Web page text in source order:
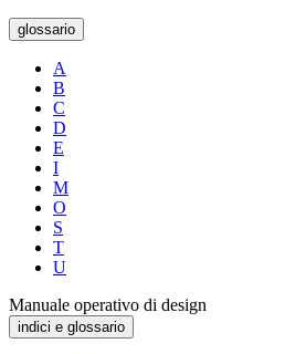
glossario
A
B
C
D
E
I
M
O
S
T
U
Manuale operativo di design
indici e glossario